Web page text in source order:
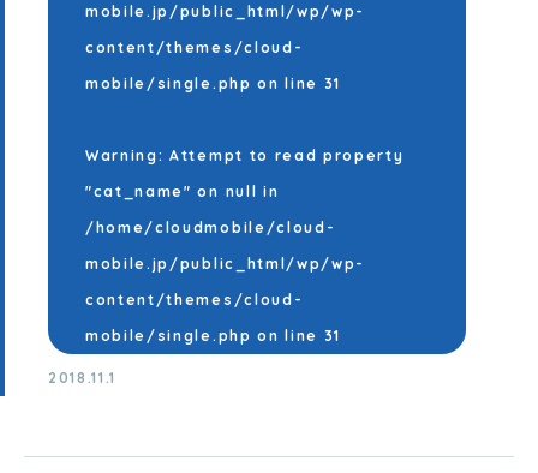
mobile.jp/public_html/wp/wp-
content/themes/cloud-
mobile/single.php on line 31
Warning: Attempt to read property
"cat_name" on null in
/home/cloudmobile/cloud-
mobile.jp/public_html/wp/wp-
content/themes/cloud-
mobile/single.php on line 31
2018.11.1